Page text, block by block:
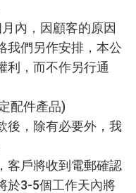
內，因顧客的原因
我們另作安排，本公
利，而不作另行通
配件產品)
後，除有必要外，我
客戶將收到電郵確認
於3-5個工作天內將